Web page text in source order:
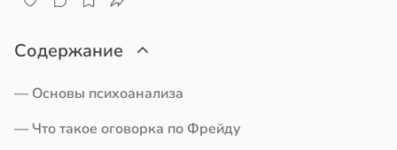
в20:58
Содержание
— Основы психоанализа
— Что такое оговорка по Фрейду